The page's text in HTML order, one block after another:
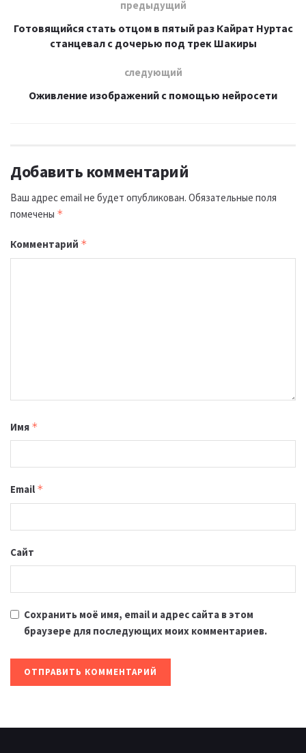
предыдущий
Готовящийся стать отцом в пятый раз Кайрат Нуртас
станцевал с дочерью под трек Шакиры
следующий
Оживление изображений с помощью нейросети
Добавить комментарий
Ваш адрес email не будет опубликован. Обязательные поля
помечены *
Комментарий *
Имя *
Email *
Сайт
Сохранить моё имя, email и адрес сайта в этом
браузере для последующих моих комментариев.